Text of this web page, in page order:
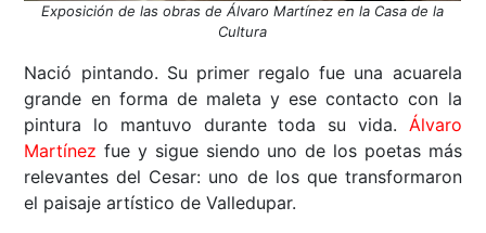
Exposición de las obras de Álvaro Martínez en la Casa de la
Cultura
Nació pintando. Su primer regalo fue una acuarela
grande en forma de maleta y ese contacto con la
pintura lo mantuvo durante toda su vida. Álvaro
Martínez fue y sigue siendo uno de los poetas más
relevantes del Cesar: uno de los que transformaron
el paisaje artístico de Valledupar.